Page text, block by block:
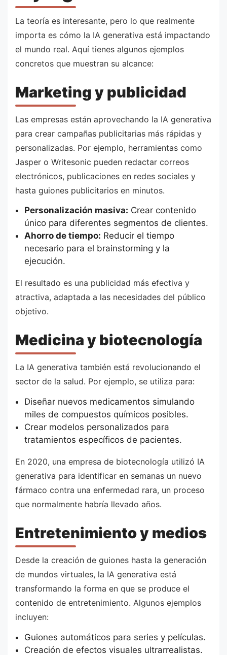
La teoría es interesante, pero lo que realmente
importa es cómo la IA generativa está impactando
el mundo real. Aquí tienes algunos ejemplos
concretos que muestran su alcance:
Marketing y publicidad
Las empresas están aprovechando la IA generativa
para crear campañas publicitarias más rápidas y
personalizadas. Por ejemplo, herramientas como
Jasper o Writesonic pueden redactar correos
electrónicos, publicaciones en redes sociales y
hasta guiones publicitarios en minutos.
Personalización masiva: Crear contenido
único para diferentes segmentos de clientes.
Ahorro de tiempo: Reducir el tiempo
necesario para el brainstorming y la
ejecución.
El resultado es una publicidad más efectiva y
atractiva, adaptada a las necesidades del público
objetivo.
Medicina y biotecnología
La IA generativa también está revolucionando el
sector de la salud. Por ejemplo, se utiliza para:
Diseñar nuevos medicamentos simulando
miles de compuestos químicos posibles.
Crear modelos personalizados para
tratamientos específicos de pacientes.
En 2020, una empresa de biotecnología utilizó IA
generativa para identificar en semanas un nuevo
fármaco contra una enfermedad rara, un proceso
que normalmente habría llevado años.
Entretenimiento y medios
Desde la creación de guiones hasta la generación
de mundos virtuales, la IA generativa está
transformando la forma en que se produce el
contenido de entretenimiento. Algunos ejemplos
incluyen:
Guiones automáticos para series y películas.
Creación de efectos visuales ultrarrealistas.